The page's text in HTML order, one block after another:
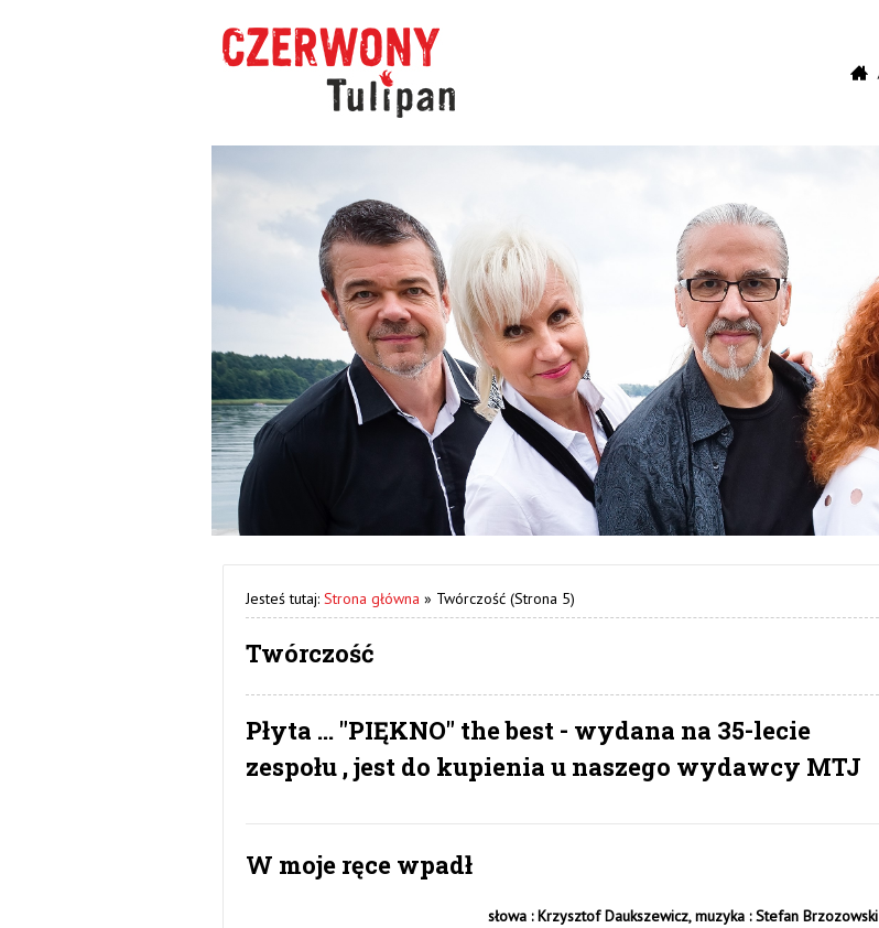
Jesteś tutaj: Strona główna » Twórczość (Strona 5)
Twórczość
Płyta ... "PIĘKNO" the best - wydana na 35-lecie
zespołu , jest do kupienia u naszego wydawcy MTJ
W moje ręce wpadł
słowa : Krzysztof Daukszewicz, muzyka : Stefan Brzozowski